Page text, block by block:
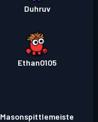
Duhruv
Ethan0105
Masonspittlemeiste